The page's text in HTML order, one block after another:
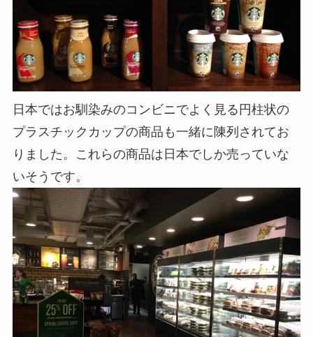
日本ではお馴染みのコンビニでよく見る円柱状の
プラスチックカップの商品も一緒に陳列されてお
りました。これらの商品は日本でしか売っていな
いそうです。